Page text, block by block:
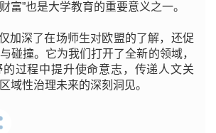
富”也是大学教育的重要意义之一。
加深了在场师生对欧盟的了解，还促
碰撞。它为我们打开了全新的领域，
过程中提升使命意志，传递人文关
域性治理未来的深刻洞见。